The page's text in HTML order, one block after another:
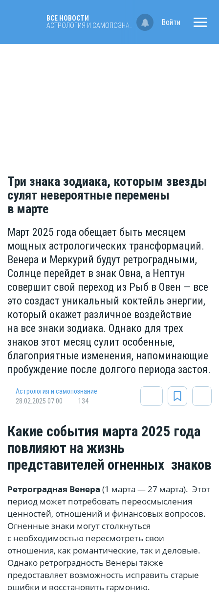
ВСЕ НОВОСТИ
Войти
Три знака зодиака, которым звезды
сулят невероятные перемены
в марте
Март 2025 года обещает быть месяцем
мощных астрологических трансформаций.
Венера и Меркурий будут ретроградными,
Солнце перейдет в знак Овна, а Нептун
совершит свой переход из Рыб в Овен — все
это создаст уникальный коктейль энергии,
который окажет различное воздействие
на все знаки зодиака. Однако для трех
знаков этот месяц сулит особенные,
благоприятные изменения, напоминающие
пробуждение после долгого периода застоя.
Астрология и самопознание
28.02.2025 07:00
134
Какие события марта 2025 года
повлияют на жизнь
представителей огненных знаков
Ретроградная Венера (1 марта — 27 марта). Этот
период может потребовать переосмысления
ценностей, отношений и финансовых вопросов.
Огненные знаки могут столкнуться
с необходимостью пересмотреть свои
отношения, как романтические, так и деловые.
Однако ретроградность Венеры также
предоставляет возможность исправить старые
ошибки и восстановить гармонию.